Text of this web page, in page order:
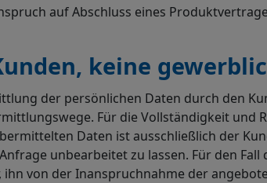
auf Abschluss eines
keine
der persönlichen Daten durch den
Für die Vollständigkeit und
Daten ist ausschließlich der
unbearbeitet zu lassen. Für den
ihn von der Inanspruchnahme der